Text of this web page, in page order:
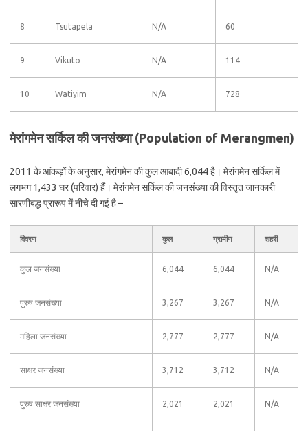
8 Tsutapela N/A 60
9 Vikuto N/A 114
10 Watiyim N/A 728
मेरांगमेन सर्किल की जनसंख्या (Population of Merangmen)
2011 के आंकड़ों के अनुसार, मेरांगमेन की कुल आबादी 6,044 है। मेरांगमेन सर्किल में
लगभग 1,433 घर (परिवार) हैं। मेरांगमेन सर्किल की जनसंख्या की विस्तृत जानकारी
सारणीबद्ध प्रारूप में नीचे दी गई है –
विवरण कुल ग्रामीण शहरी
कुल जनसंख्या 6,044 6,044 N/A
पुरुष जनसंख्या 3,267 3,267 N/A
महिला जनसंख्या 2,777 2,777 N/A
साक्षर जनसंख्या 3,712 3,712 N/A
पुरुष साक्षर जनसंख्या 2,021 2,021 N/A